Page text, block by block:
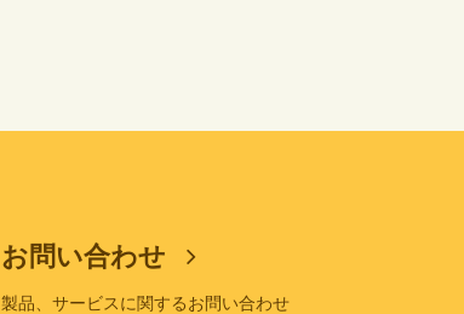
お問い合わせ
製品、サービスに関するお問い合わせ